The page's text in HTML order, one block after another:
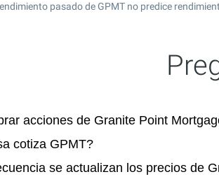
pasado de GPMT no predice
acciones de Granite Point
cotiza GPMT?
se actualizan los precios de